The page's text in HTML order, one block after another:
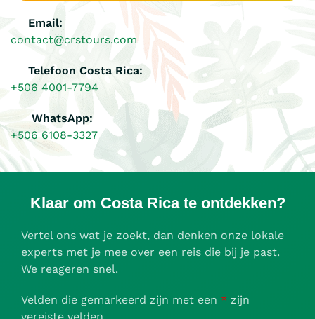
Email:
contact@crstours.com
Telefoon Costa Rica:
+506 4001-7794
WhatsApp:
+506 6108-3327
Klaar om Costa Rica te ontdekken?
Vertel ons wat je zoekt, dan denken onze lokale
experts met je mee over een reis die bij je past.
We reageren snel.
Velden die gemarkeerd zijn met een * zijn